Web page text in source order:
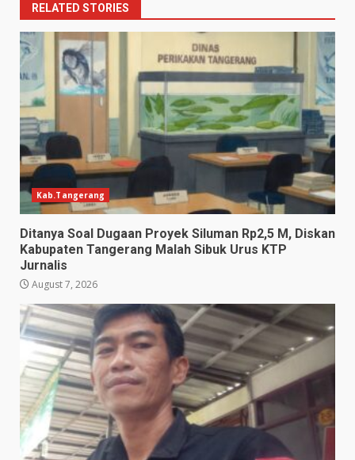
RELATED STORIES
Kab.Tangerang
Ditanya Soal Dugaan Proyek Siluman Rp2,5 M, Diskan
Kabupaten Tangerang Malah Sibuk Urus KTP
Jurnalis
August 7, 2026